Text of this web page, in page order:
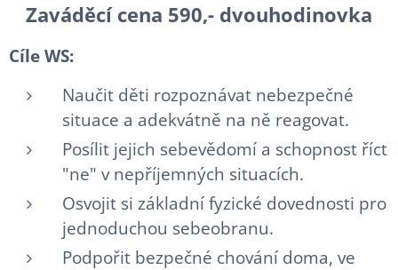
Zaváděcí cena 590,- dvouhodinovka
Cíle WS:
Naučit děti rozpoznávat nebezpečné
situace a adekvátně na ně reagovat.
Posílit jejich sebevědomí a schopnost říct
"ne" v nepříjemných situacích.
Osvojit si základní fyzické dovednosti pro
jednoduchou sebeobranu.
Podpořit bezpečné chování doma, ve